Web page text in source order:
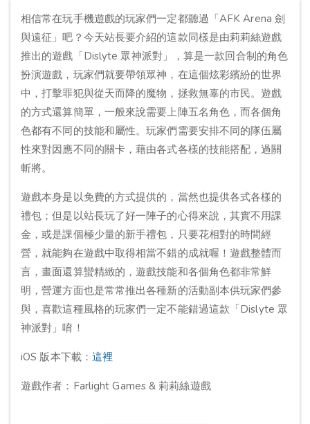
相信常在玩手機遊戲的玩家們一定都聽過「AFK Arena 劍
與遠征」吧？今天站長要介紹的這款同樣是由莉莉絲遊戲
推出的遊戲「Dislyte 眾神派對」，算是一款回合制的角色
扮演遊戲，玩家們就要帶領眾神，在這個炫彩繽紛的世界
中，打擊罪犯與從天而降的魔物，拯救無辜的市民。遊戲
的方式還算簡單，一般來說需要上陣五名角色，而各個角
色都有不同的技能和屬性。玩家們需要安排不同的隊伍屬
性來對因應不同的關卡，藉由各式各樣的技能搭配，過關
斬將。
遊戲本身是以免費的方式提供的，當然也提供各式各樣的
禮包；但是以站長玩了好一陣子的心得來說，其實不用課
金，或是課個極少量的新手禮包，只要花相對的時間經
營，就能夠在遊戲中取得相當不錯的成就喔！遊戲整體而
言，畫面還算蠻精緻的，遊戲技能和各個角色都非常鮮
明，營運方面也是常常推出各種新的活動副本供玩家們參
與，喜歡這種風格的玩家們一定不能錯過這款「Dislyte 眾
神派對」唷！
iOS 版本下載： 這裡
遊戲作者：Farlight Games & 莉莉絲遊戲